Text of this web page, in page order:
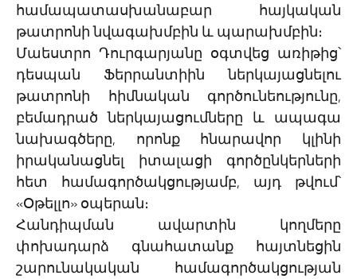
համապատասխանաբար հայկական
թատրոնի նվագախմբին և պարախմբին։
Մաեստրո Դուրգարյանը օգտվեց առիթից՝
դեսպան Ֆերրանտիին ներկայացնելու
թատրոնի հիմնական գործունեությունը,
բեմադրած ներկայացումները և ապագա
նախագծերը, որոնք հնարավոր կլինի
իրականացնել իտալացի գործընկերների
հետ համագործակցությամբ, այդ թվում՝
«Օթելլո» օպերան։
Հանդիպման ավարտին կողմերը
փոխադարձ գնահատանք հայտնեցին
շարունակական համագործակցության